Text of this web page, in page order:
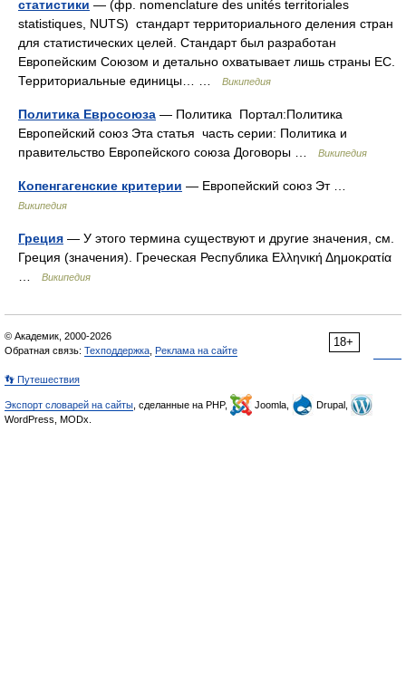
статистики — (фр. nomenclature des unités territoriales
statistiques, NUTS) стандарт территориального деления стран
для статистических целей. Стандарт был разработан
Европейским Союзом и детально охватывает лишь страны ЕС.
Территориальные единицы… …
Википедия
Политика Евросоюза — Политика Портал:Политика
Европейский союз Эта статья часть серии: Политика и
правительство Европейского союза Договоры …
Википедия
Копенгагенские критерии — Европейский союз Эт …
Википедия
Греция — У этого термина существуют и другие значения, см.
Греция (значения). Греческая Республика Ελληνική Δημοκρατία
Википедия
18+
© Академик, 2000-2026
Обратная связь: Техподдержка Реклама на сайте
👣 Путешествия
Экспорт словарей на сайты , сделанные на PHP, Joomla,
Drupal,
WordPress, MODx.